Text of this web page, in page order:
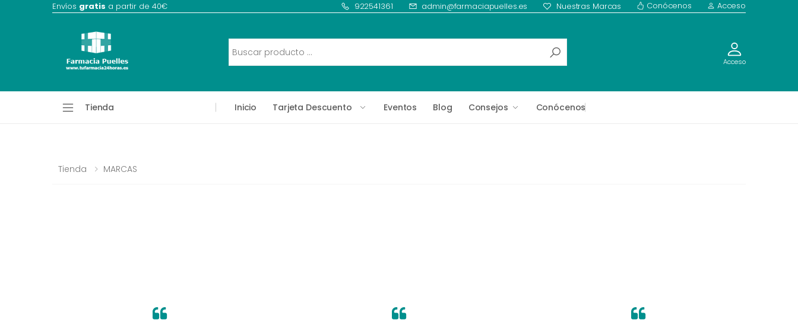
Envíos gratis a partir de 40€ 922541361 admin@farmaciapuelles.es Nuestras Marcas Conócenos Acceso
Acceso
Tienda Inicio Tarjeta Descuento Eventos Blog Consejos Conócenos
Tienda MARCAS